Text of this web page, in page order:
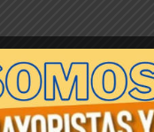
relacionados